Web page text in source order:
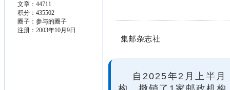
文章：44711
积分：435502
圈子： 参与的圈子
注册：2003年10月9日
集邮杂志社
自2025年2月上半月